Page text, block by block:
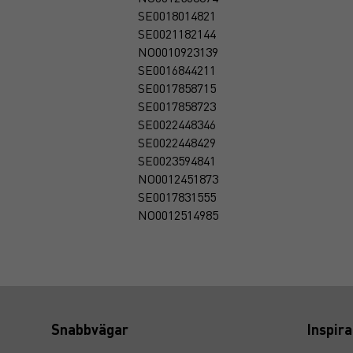
SE0018014821
SE0021182144
NO0010923139
SE0016844211
SE0017858715
SE0017858723
SE0022448346
SE0022448429
SE0023594841
NO0012451873
SE0017831555
NO0012514985
Snabbvägar